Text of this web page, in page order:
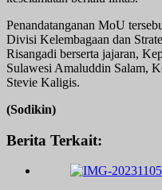
Penandatanganan MoU
Divisi Kelembagaan dan
Risangadi berserta jajaran,
Sulawesi Amaluddin Salam,
Stevie Kaligis.
(Sodikin)
Berita Terkait: